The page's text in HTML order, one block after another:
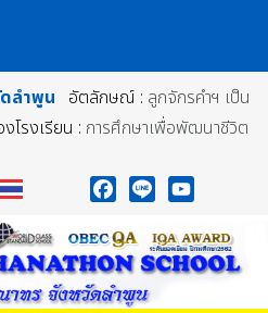
ลำพูน อัตลักษณ์ : ลูกจักรคำฯ เป็น
โรงเรียน : การศึกษาเพื่อพัฒนาชีวิต